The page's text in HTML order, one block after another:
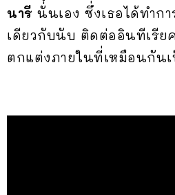
นารี นั่นเอง ซึ่งเธอได้ทำก
เดียวกับนับ ติดต่ออินทีเรีย
ตกแต่งภายในที่เหมือนกันเ